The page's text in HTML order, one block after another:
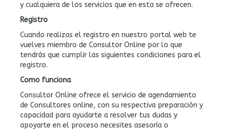
y cualquiera de los servicios que en esta se ofrecen.
Registro
Cuando realizas el registro en nuestro portal web te
vuelves miembro de Consultor Online por lo que
tendrás que cumplir las siguientes condiciones para el
registro.
Como funciona
Consultor Online ofrece el servicio de agendamiento
de Consultores online, con su respectiva preparación y
capacidad para ayudarte a resolver tus dudas y
apoyarte en el proceso necesites asesoría o